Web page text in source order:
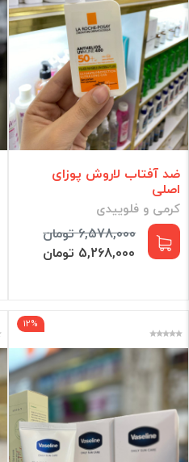
ضد آفتاب لاروش پوزای
اصلی
کرمی و فلوییدی
6,578,000 تومان
5,268,000 تومان
12%